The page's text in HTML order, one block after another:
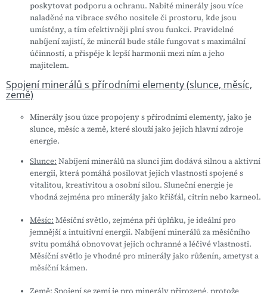
poskytovat podporu a ochranu. Nabité minerály jsou více
naladěné na vibrace svého nositele či prostoru, kde jsou
umístěny, a tím efektivněji plní svou funkci. Pravidelné
nabíjení zajistí, že minerál bude stále fungovat s maximální
účinností, a přispěje k lepší harmonii mezi ním a jeho
majitelem.
Spojení minerálů s přírodními elementy (slunce, měsíc,
země)
Minerály jsou úzce propojeny s přírodními elementy, jako je
slunce, měsíc a země, které slouží jako jejich hlavní zdroje
energie.
Slunce: Nabíjení minerálů na slunci jim dodává silnou a aktivní
energii, která pomáhá posilovat jejich vlastnosti spojené s
vitalitou, kreativitou a osobní silou. Sluneční energie je
vhodná zejména pro minerály jako křišťál, citrín nebo karneol.
Měsíc: Měsíční světlo, zejména při úplňku, je ideální pro
jemnější a intuitivní energii. Nabíjení minerálů za měsíčního
svitu pomáhá obnovovat jejich ochranné a léčivé vlastnosti.
Měsíční světlo je vhodné pro minerály jako růženín, ametyst a
měsíční kámen.